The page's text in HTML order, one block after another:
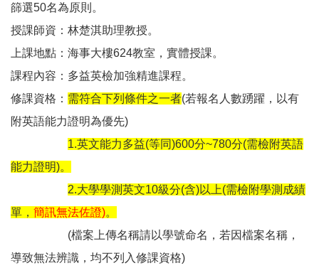
篩選50名為原則。
授課師資：林楚淇助理教授。
上課地點：海事大樓624教室，實體授課。
課程內容：多益英檢加強精進課程。
修課資格： 需符合下列條件之一者(若報名人數踴躍，以有
附英語能力證明為優先)
1.英文能力多益(等同)600分~780分(需檢附英語
能力證明)。
2.大學學測英文10級分(含)以上(需檢附學測成績
單， 簡訊無法佐證)。
(檔案上傳名稱請以學號命名，若因檔案名稱，
導致無法辨識，均不列入修課資格)